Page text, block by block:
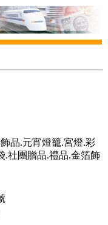
品.元宵燈籠.宮燈.彩
.社團贈品.禮品.金箔飾